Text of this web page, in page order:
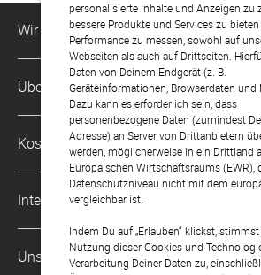
personalisierte Inhalte und Anzeigen zu
bessere Produkte und Services zu
Performance zu messen, sowohl auf
Webseiten als auch auf Drittseiten.
Daten von Deinem Endgerät (z. B.
Geräteinformationen, Browserdaten und
Dazu kann es erforderlich sein, dass
personenbezogene Daten (zumindest
Adresse) an Server von Drittanbietern
werden, möglicherweise in ein Drittland
Europäischen Wirtschaftsraums (EWR),
Datenschutzniveau nicht mit dem
vergleichbar ist.
Indem Du auf „Erlauben“ klickst,
Nutzung dieser Cookies und
Verarbeitung Deiner Daten zu,
Wir sind für Dich da
Kundenservice-Hotline
0221 956 725 10
Mo. - Fr. von 9 bis 17 Uhr
kontakt@sendmoments.de
Über Uns
Philosophie
Karriere
Impressum
AGB & Widerrufsrecht
Zahlung & Versand
Kostenlose Services
Musterkarten
Digitale Gästelisten
International
Österreich
Unsere Zahlungsarten